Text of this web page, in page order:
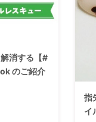
消する【#
のご紹介
指
イ